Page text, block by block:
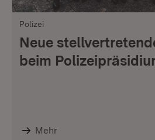
Polizei
Neue
beim
Mehr